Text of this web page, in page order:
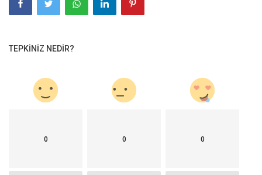
TEPKINIZ NEDIR?
0 0 0